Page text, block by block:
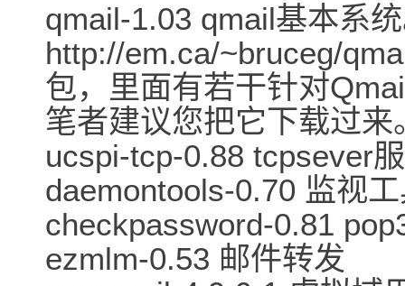
qmail-1.03 qmail基本系
http://em.ca/~bruceg/
包，里面有若干针对
笔者建议您把它下载过来
ucspi-tcp-0.88 tcpsever
daemontools-0.70 监视
checkpassword-0.81
ezmlm-0.53 邮件转发